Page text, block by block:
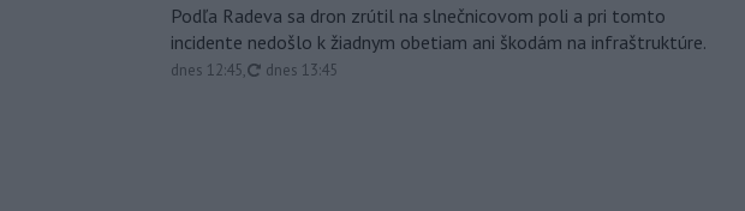
Podľa Radeva sa dron zrútil na slnečnicovom poli a pri tomto
incidente nedošlo k žiadnym obetiam ani škodám na infraštruktúre.
dnes 12:45, aktualizované
dnes 13:45